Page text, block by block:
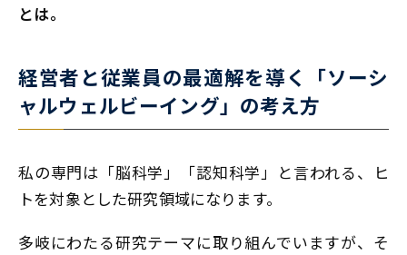
とは――。
経営者と従業員の最適解を導く「ソーシ
ャルウェルビーイング」の考え方
私の専門は「脳科学」「認知科学」と言われる、ヒ
トを対象とした研究領域になります。
多岐にわたる研究テーマに取り組んでいますが、そ